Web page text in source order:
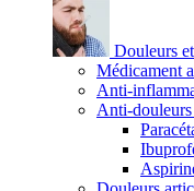
Douleurs
Médicament
Anti-
Anti-